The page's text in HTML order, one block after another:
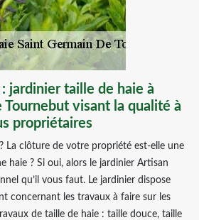
jardinier taille de haie à
Tournebut visant la qualité à
propriétaires
La clôture de votre propriété est-elle une
haie ? Si oui, alors le jardinier Artisan
qu’il vous faut. Le jardinier dispose
concernant les travaux à faire sur les
de taille de haie : taille douce, taille